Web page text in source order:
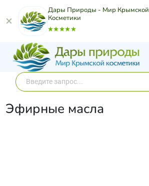
Дары Природы - Мир Крымской
Косметики
Эфирные масла